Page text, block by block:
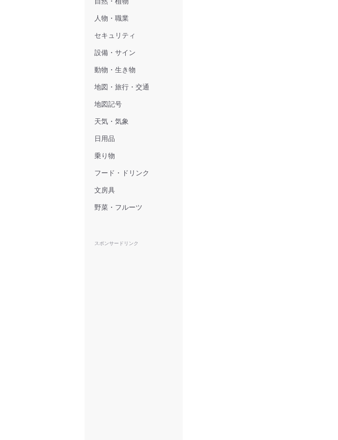
人物・職業
セキュリティ
設備・サイン
動物・生き物
地図・旅行・交通
地図記号
天気・気象
日用品
乗り物
フード・ドリンク
文房具
野菜・フルーツ
スポンサードリンク